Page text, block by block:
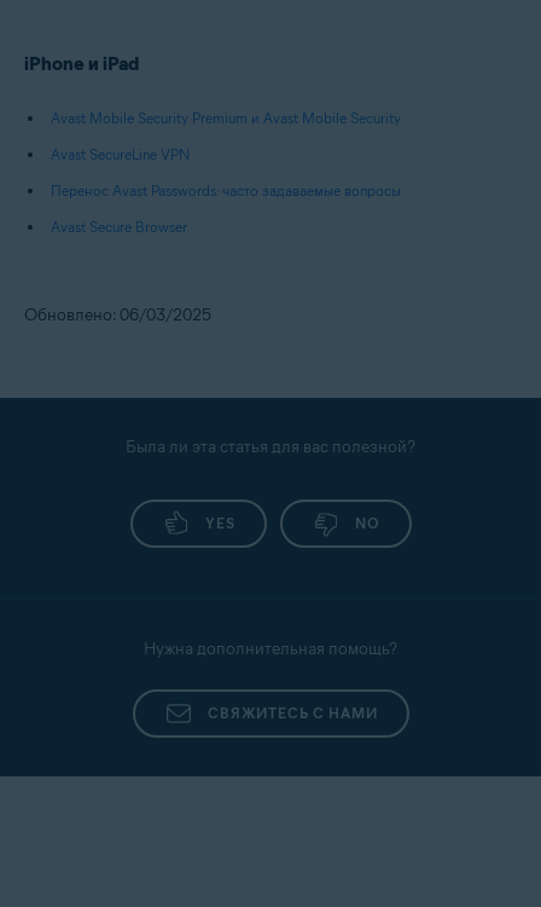
iPhone и iPad
Avast Mobile Security Premium и Avast Mobile Security
Avast SecureLine VPN
Перенос Avast Passwords: часто задаваемые вопросы
Avast Secure Browser
Обновлено: 06/03/2025
Была ли эта статья для вас полезной?
YES NO
Нужна дополнительная помощь?
СВЯЖИТЕСЬ С НАМИ